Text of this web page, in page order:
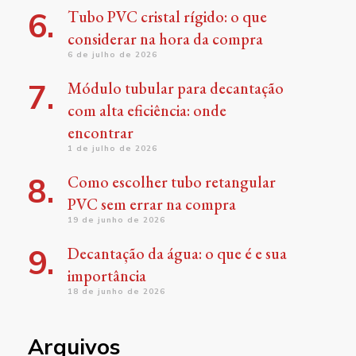
Tubo PVC cristal rígido: o que
considerar na hora da compra
6 de julho de 2026
Módulo tubular para decantação
com alta eficiência: onde
encontrar
1 de julho de 2026
Como escolher tubo retangular
PVC sem errar na compra
19 de junho de 2026
Decantação da água: o que é e sua
importância
18 de junho de 2026
Arquivos